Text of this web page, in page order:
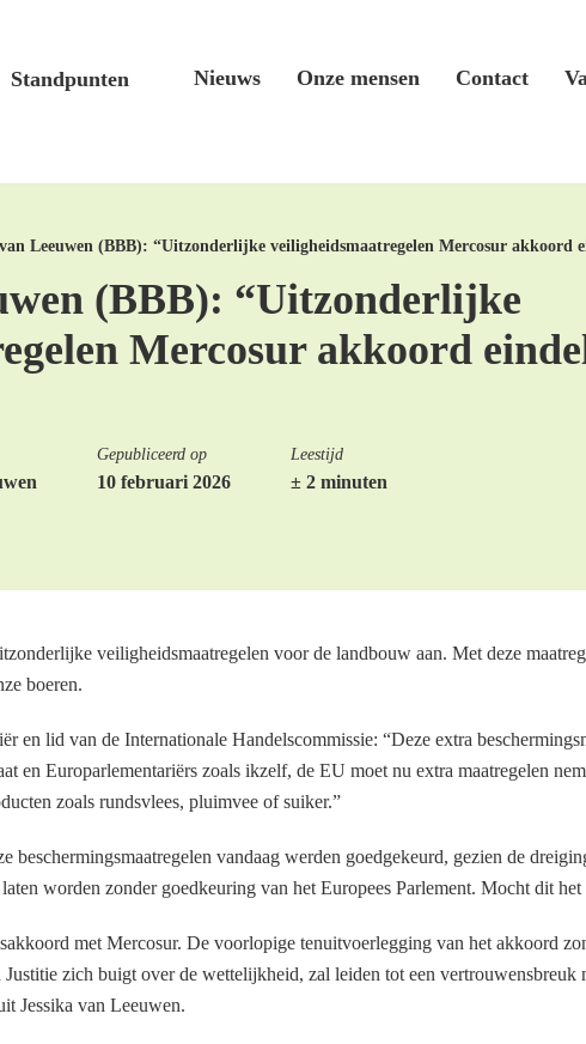
Standpunten Nieuws Onze mensen Contact
Leeuwen (BBB): “Uitzonderlijke veiligheidsmaatregelen Mercosur akkoord
(BBB): “Uitzonderlijke
Mercosur akkoord
Gepubliceerd op
10 februari 2026
Leestijd
± 2 minuten
veiligheidsmaatregelen voor de landbouw aan. Met deze
boeren.
en lid van de Internationale Handelscommissie: “Deze extra
en Europarlementariërs zoals ikzelf, de EU moet nu extra maatregelen
zoals rundsvlees, pluimvee of suiker.”
beschermingsmaatregelen vandaag werden goedgekeurd, gezien de
worden zonder goedkeuring van het Europees Parlement. Mocht dit
met Mercosur. De voorlopige tenuitvoerlegging van het akkoord
zich buigt over de wettelijkheid, zal leiden tot een vertrouwensbreuk
Jessika van Leeuwen.